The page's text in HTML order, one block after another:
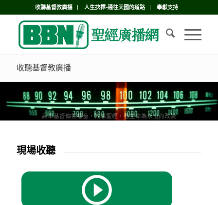
收聽基督教廣播 人生抉擇-通往天國的道路 奉獻支持
收聽基督教廣播
高舉基督傳揚福音，教導聖經，看生命為永恆而改變
現場收聽